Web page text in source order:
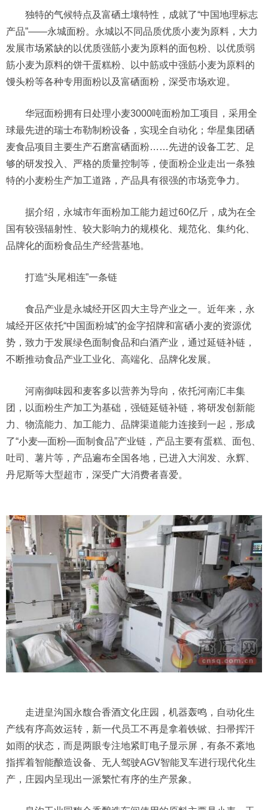
独特的气候特点及富硒土壤特性，成就了“中国地理标志
产品”——永城面粉。永城以不同品质优质小麦为原料，大力
发展市场紧缺的以优质强筋小麦为原料的面包粉、以优质弱
筋小麦为原料的饼干蛋糕粉、以中筋或中强筋小麦为原料的
馒头粉等各种专用面粉以及富硒面粉，深受市场欢迎。
华冠面粉拥有日处理小麦3000吨面粉加工项目，采用全
球最先进的瑞士布勒制粉设备，实现全自动化；华星集团硒
麦食品项目主要生产石磨富硒面粉……先进的设备工艺、足
够的研发投入、严格的质量控制等，使面粉企业走出一条独
特的小麦粉生产加工道路，产品具有很强的市场竞争力。
据介绍，永城市年面粉加工能力超过60亿斤，成为在全
国有较强辐射性、较大影响力的规模化、规范化、集约化、
品牌化的面粉食品生产经营基地。
打造“头尾相连”一条链
食品产业是永城经开区四大主导产业之一。近年来，永
城经开区依托“中国面粉城”的金字招牌和富硒小麦的资源优
势，致力于发展绿色面制食品和白酒产业，通过延链补链，
不断推动食品产业工业化、高端化、品牌化发展。
河南御味园和麦客多以营养为导向，依托河南汇丰集
团，以面粉生产加工为基础，强链延链补链，将研发创新能
力、物流能力、加工能力、品牌渠道能力连接到一起，形成
了“小麦—面粉—面制食品”产业链，产品主要有蛋糕、面包、
吐司、薯片等，产品遍布全国各地，已进入大润发、永辉、
丹尼斯等大型超市，深受广大消费者喜爱。
走进皇沟国永馥合香酒文化庄园，机器轰鸣，自动化生
产线有序高效运转，新一代员工不再是拿着铁锨、扫帚挥汗
如雨的状态，而是两眼专注地紧盯电子显示屏，有条不紊地
指挥着智能酿造设备、无人驾驶AGV智能叉车进行现代化生
产，庄园内呈现出一派繁忙有序的生产景象。